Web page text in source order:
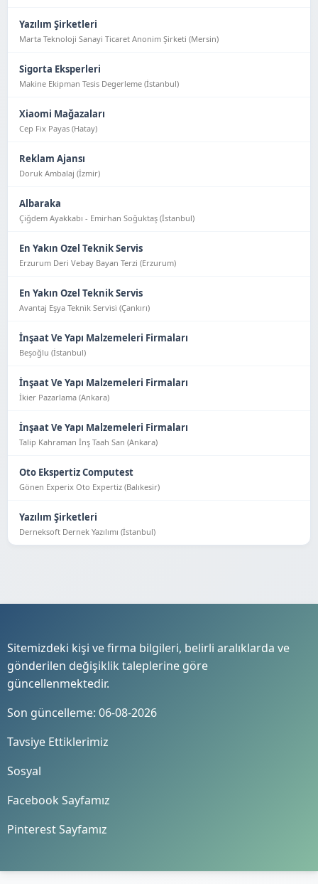
Yazılım Şirketleri
Marta Teknoloji Sanayi Ticaret Anonim Şirketi (Mersin)
Sigorta Eksperleri
Makine Ekipman Tesis Degerleme (İstanbul)
Xiaomi Mağazaları
Cep Fix Payas (Hatay)
Reklam Ajansı
Doruk Ambalaj (İzmir)
Albaraka
Çiğdem Ayakkabı - Emirhan Soğuktaş (İstanbul)
En Yakın Ozel Teknik Servis
Erzurum Deri Vebay Bayan Terzi (Erzurum)
En Yakın Ozel Teknik Servis
Avantaj Eşya Tekni̇k Servi̇si̇ (Çankırı)
İnşaat Ve Yapı Malzemeleri Firmaları
Beşoğlu (İstanbul)
İnşaat Ve Yapı Malzemeleri Firmaları
İkier Pazarlama (Ankara)
İnşaat Ve Yapı Malzemeleri Firmaları
Talip Kahraman İnş Taah San (Ankara)
Oto Ekspertiz Computest
Gönen Experix Oto Expertiz (Balıkesir)
Yazılım Şirketleri
Derneksoft Dernek Yazılımı (İstanbul)
Sitemizdeki kişi ve firma bilgileri, belirli aralıklarda ve
gönderilen değişiklik taleplerine göre
güncellenmektedir.
Son güncelleme: 06-08-2026
Tavsiye Ettiklerimiz
Sosyal
Facebook Sayfamız
Pinterest Sayfamız